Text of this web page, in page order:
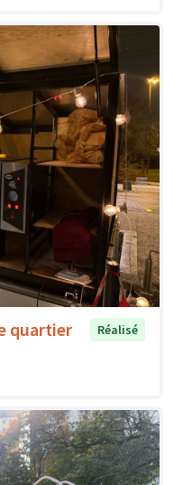
quartier
Réalisé